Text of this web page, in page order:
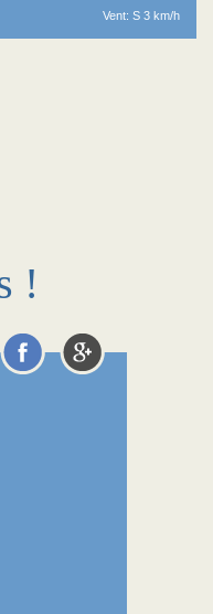
Vent: S 3 km/h
!